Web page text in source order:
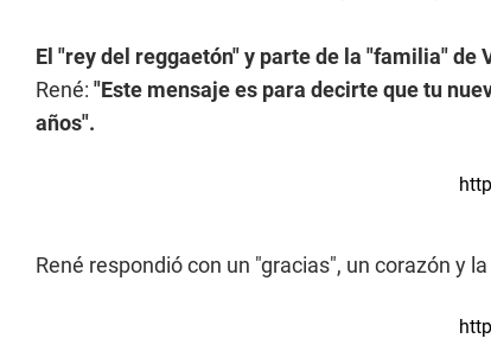
El "rey del reggaetón" y parte de la "familia" de
René: "Este mensaje es para decirte que tu
años".
René respondió con un "gracias", un corazón y